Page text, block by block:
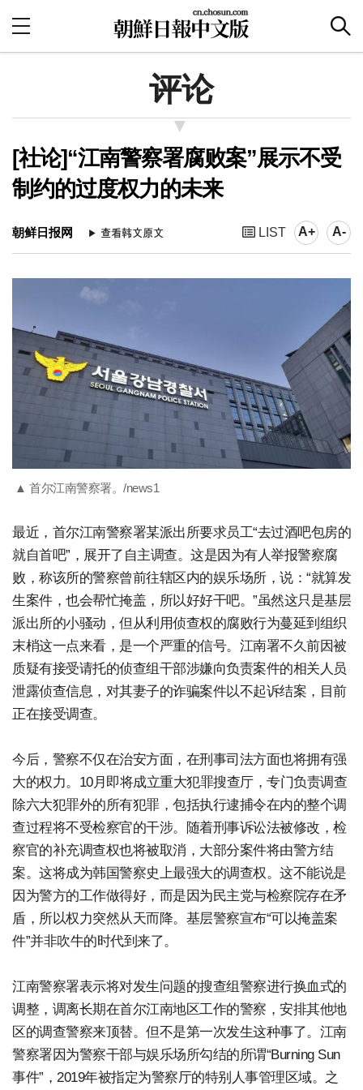
评论
[社论]“江南警察署腐败案”展示不受
制约的过度权力的未来
朝鲜日报网 LIST A+ A-
▲ 首尔江南警察署。/news1
最近，首尔江南警察署某派出所要求员工“去过酒吧包房的
就自首吧”，展开了自主调查。这是因为有人举报警察腐
败，称该所的警察曾前往辖区内的娱乐场所，说：“就算发
生案件，也会帮忙掩盖，所以好好干吧。”虽然这只是基层
派出所的小骚动，但从利用侦查权的腐败行为蔓延到组织
末梢这一点来看，是一个严重的信号。江南署不久前因被
质疑有接受请托的侦查组干部涉嫌向负责案件的相关人员
泄露侦查信息，对其妻子的诈骗案件以不起诉结案，目前
正在接受调查。
今后，警察不仅在治安方面，在刑事司法方面也将拥有强
大的权力。10月即将成立重大犯罪搜查厅，专门负责调查
除六大犯罪外的所有犯罪，包括执行逮捕令在内的整个调
查过程将不受检察官的干涉。随着刑事诉讼法被修改，检
察官的补充调查权也将被取消，大部分案件将由警方结
案。这将成为韩国警察史上最强大的调查权。这不能说是
因为警方的工作做得好，而是因为民主党与检察院存在矛
盾，所以权力突然从天而降。基层警察宣布“可以掩盖案
件”并非吹牛的时代到来了。
江南警察署表示将对发生问题的搜查组警察进行换血式的
调整，调离长期在首尔江南地区工作的警察，安排其他地
区的调查警察来顶替。但不是第一次发生这种事了。江南
警察署因为警察干部与娱乐场所勾结的所谓“Burning Sun
事件”，2019年被指定为警察厅的特别人事管理区域。之